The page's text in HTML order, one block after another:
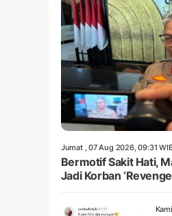
Jumat , 07 Aug 2026, 09:31
Bermotif Sakit Hati,
Jadi Korban